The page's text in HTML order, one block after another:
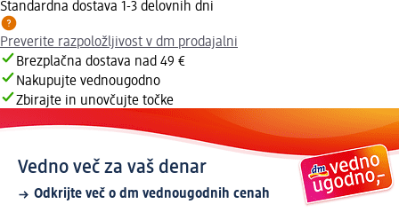
Standardna dostava 1-3 delovnih dni
Preverite razpoložljivost v dm prodajalni
Brezplačna dostava nad 49 €
Nakupujte vednougodno
Zbirajte in unovčujte točke
Vedno več za vaš denar
Odkrijte več o dm vednougodnih cenah